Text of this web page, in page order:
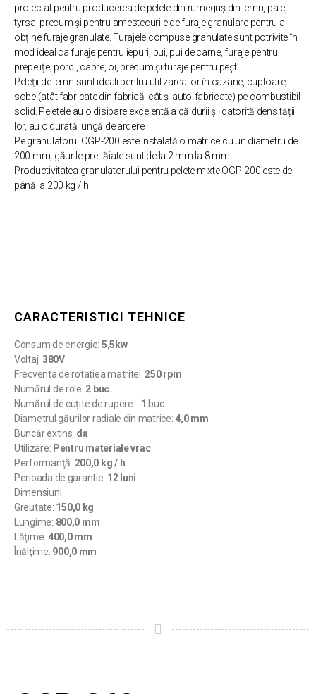
proiectat pentru producerea de pelete din rumeguș din lemn, paie,
tyrsa, precum și pentru amestecurile de furaje granulare pentru a
obține furaje granulate. Furajele compuse granulate sunt potrivite în
mod ideal ca furaje pentru iepuri, pui, pui de carne, furaje pentru
prepelițe, porci, capre, oi, precum și furaje pentru pești.
Peleții de lemn sunt ideali pentru utilizarea lor în cazane, cuptoare,
sobe (atât fabricate din fabrică, cât și auto-fabricate) pe combustibil
solid. Peletele au o disipare excelentă a căldurii și, datorită densității
lor, au o durată lungă de ardere.
Pe granulatorul OGP-200 este instalată o matrice cu un diametru de
200 mm, găurile pre-tăiate sunt de la 2 mm la 8 mm.
Productivitatea granulatorului pentru pelete mixte OGP-200 este de
până la 200 kg / h.
CARACTERISTICI TEHNICE
Consum de energie: 5,5kw
Voltaj: 380V
Frecventa de rotatiea matritei: 250 rpm
Numărul de role: 2 buc.
Numărul de cuțite de rupere: 1 buc.
Diametrul găurilor radiale din matrice: 4,0 mm
Buncăr extins: da
Utilizare: Pentru materiale vrac
Performanţă: 200,0 kg / h
Perioada de garantie: 12 luni
Dimensiuni
Greutate: 150,0 kg
Lungime: 800,0 mm
Lăţime: 400,0 mm
Înălţime: 900,0 mm